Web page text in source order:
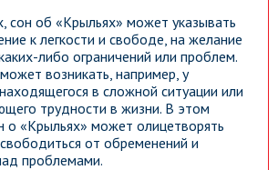
сон об «Крыльях» может указывать
к легкости и свободе, на желание
либо ограничений или проблем.
возникать, например, у
в сложной ситуации или
трудности в жизни. В этом
о «Крыльях» может олицетворять
от обременений и
проблемами.